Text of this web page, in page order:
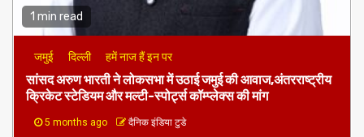
1 min read
जमुई दिल्ली हमें नाज हैं इन पर
​सांसद अरुण भारती ने लोकसभा में उठाई जमुई की आवाज,अंतरराष्ट्रीय
क्रिकेट स्टेडियम और मल्टी-स्पोर्ट्स कॉम्प्लेक्स की मांग
5 months ago दैनिक इंडिया टुडे